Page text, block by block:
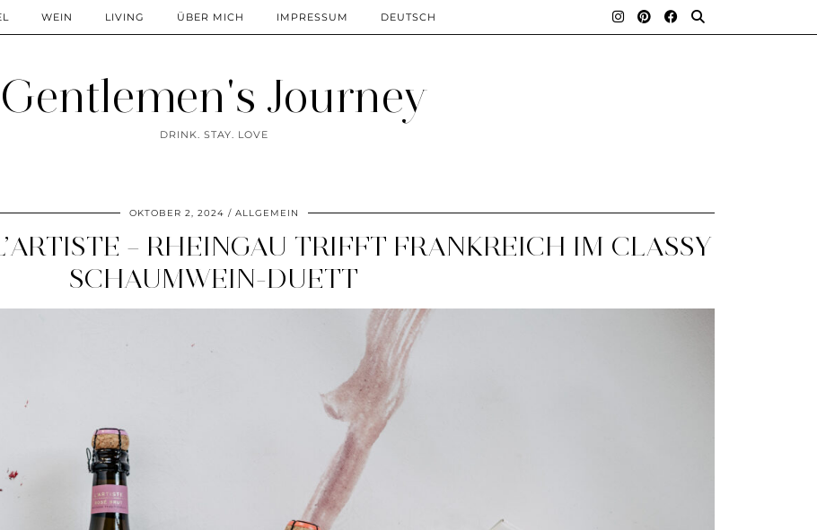
Gentlemen's Journey
DRINK. STAY. LOVE
WEIN LIVING ÜBER MICH IMPRESSUM DEUTSCH
OKTOBER 2, 2024 ALLGEMEIN
– RHEINGAU TRIFFT FRANKREICH IM CLASSY
SCHAUMWEIN-DUETT